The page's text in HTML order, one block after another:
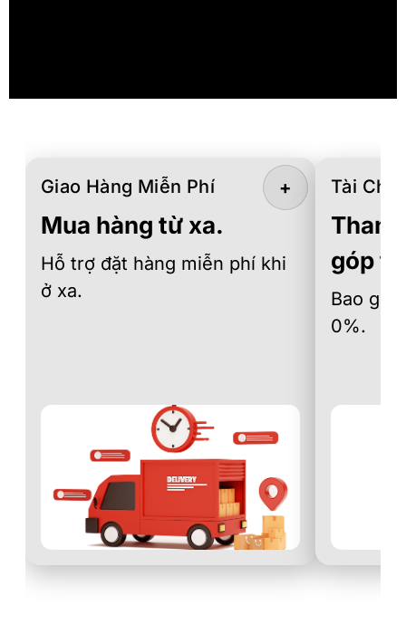
Giao Hàng Miễn Phí
Mua hàng từ xa.
Hỗ trợ đặt hàng miễn phí khi
ở xa.
+ Tài
góp
Bao
0%.